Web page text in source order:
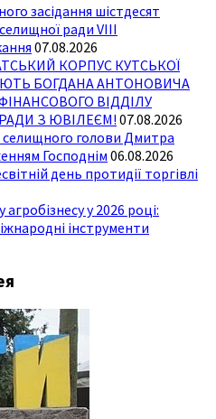
засідання шістдесят
селищної ради VIII
07.08.2026
КОРПУС КУТСЬКОЇ
БОГДАНА АНТОНОВИЧА
ВІДДІЛУ
З ЮВІЛЕЄМ! 07.08.2026
селищного голови Дмитра
Господнім 06.08.2026
день протидії торгівлі
у 2026 році:
інструменти